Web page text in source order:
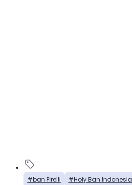
ban Pirelli
Holy Ban Indonesia